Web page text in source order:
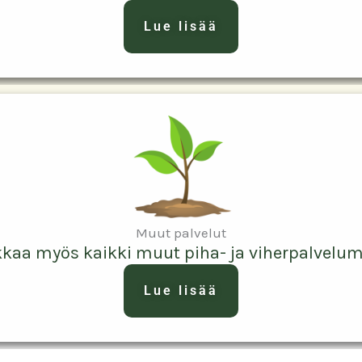
Lue lisää
Muut palvelut
myös kaikki muut piha- ja
Lue lisää